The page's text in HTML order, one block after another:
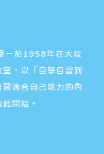
－於1958年在大阪
，以「自學自習到
適合自己能力的內
開始。